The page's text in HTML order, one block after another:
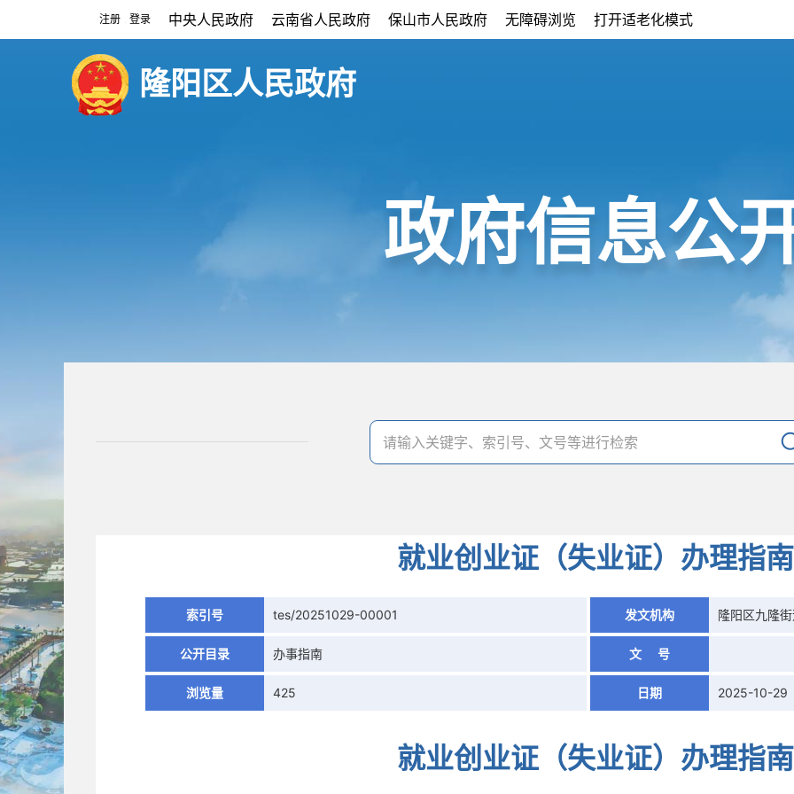
注册 登录 中央人民政府 云南省人民政府 保山市人民政府 无障碍浏览 打开适老化模式
隆阳区人民政府
政府信息公
就业创业证（失业证）办理指南
索引号 tes/20251029-00001 发文机构 隆阳区九隆
公开目录 办事指南 文 号
浏览量 425 日期 2025-10-29
就业创业证（失业证）办理指南